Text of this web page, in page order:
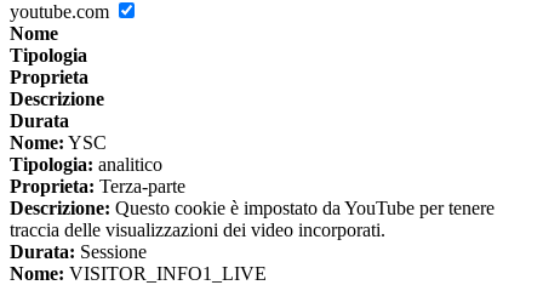
youtube.com
Nome
Tipologia
Proprieta
Descrizione
Durata
Nome: YSC
Tipologia: analitico
Proprieta: Terza-parte
Descrizione: Questo cookie è impostato da YouTube per tenere
traccia delle visualizzazioni dei video incorporati.
Durata: Sessione
Nome: VISITOR_INFO1_LIVE